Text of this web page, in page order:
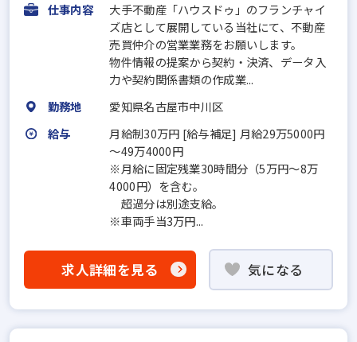
仕事内容
大手不動産「ハウスドゥ」のフランチャイ
ズ店として展開している当社にて、不動産
売買仲介の営業業務をお願いします。
物件情報の提案から契約・決済、データ入
力や契約関係書類の作成業...
勤務地
愛知県名古屋市中川区
給与
月給制30万円 [給与補足] 月給29万5000円
～49万4000円
※月給に固定残業30時間分（5万円～8万
4000円）を含む。
超過分は別途支給。
※車両手当3万円...
求人詳細を見る 気になる